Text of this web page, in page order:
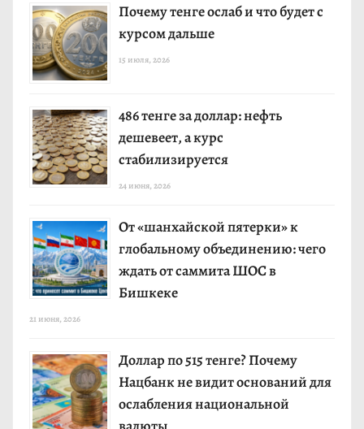
Почему тенге ослаб и что будет с
курсом дальше
15 июля, 2026
486 тенге за доллар: нефть
дешевеет, а курс
стабилизируется
24 июня, 2026
От «шанхайской пятерки» к
глобальному объединению: чего
ждать от саммита ШОС в
Бишкеке
21 июня, 2026
Доллар по 515 тенге? Почему
Нацбанк не видит оснований для
ослабления национальной